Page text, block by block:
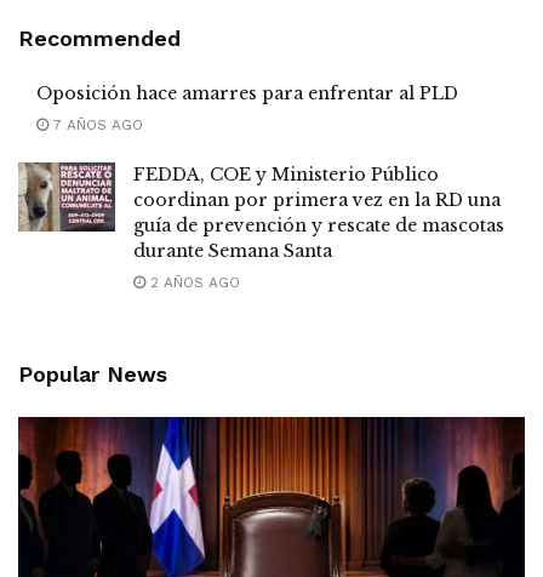
Recommended
Oposición hace amarres para enfrentar al PLD
7 AÑOS AGO
FEDDA, COE y Ministerio Público
coordinan por primera vez en la RD una
guía de prevención y rescate de mascotas
durante Semana Santa
2 AÑOS AGO
Popular News